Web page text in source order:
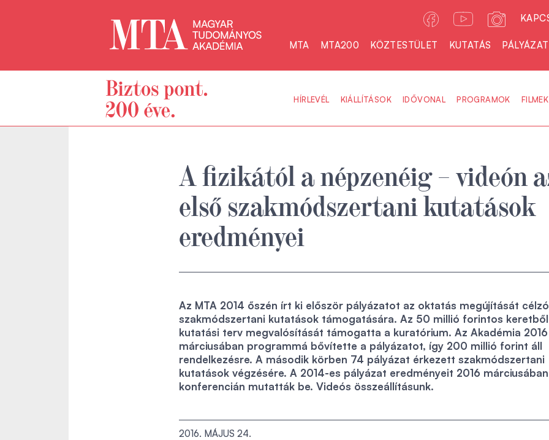
MTA MTA200 KÖZTESTÜLET KUTATÁS
HÍRLEVÉL KIÁLLÍTÁSOK IDŐVONAL PROGRAMOK FILMEK
A fizikától a népzenéig – videón
első szakmódszertani kutatások
eredményei
Az MTA 2014 őszén írt ki először pályázatot az oktatás megújítását célzó
szakmódszertani kutatások támogatására. Az 50 millió forintos keretből
kutatási terv megvalósítását támogatta a kuratórium. Az Akadémia 2016
márciusában programmá bővítette a pályázatot, így 200 millió forint áll
rendelkezésre. A második körben 74 pályázat érkezett szakmódszertani
kutatások végzésére. A 2014-es pályázat eredményeit 2016 márciusában
konferencián mutatták be. Videós összeállításunk.
2016. MÁJUS 24.